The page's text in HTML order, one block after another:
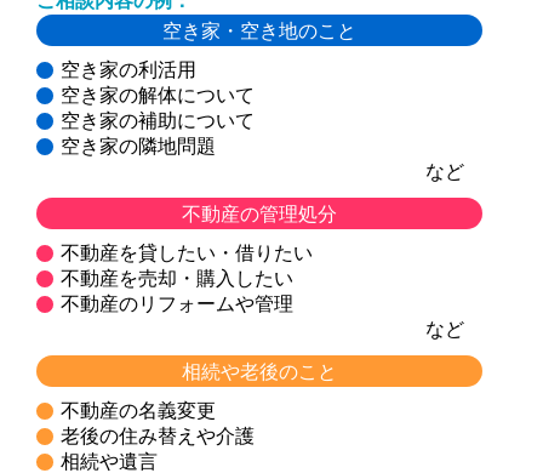
空き家・空き地のこと
空き家の利活用
空き家の解体について
空き家の補助について
空き家の隣地問題
など
不動産の管理処分
不動産を貸したい・借りたい
不動産を売却・購入したい
不動産のリフォームや管理
など
相続や老後のこと
不動産の名義変更
老後の住み替えや介護
相続や遺言